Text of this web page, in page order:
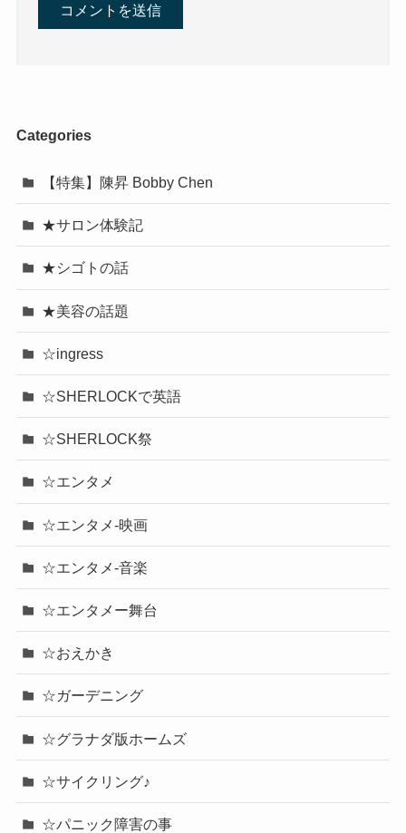
Categories
【特集】陳昇 Bobby Chen
★サロン体験記
★シゴトの話
★美容の話題
☆ingress
☆SHERLOCKで英語
☆SHERLOCK祭
☆エンタメ
☆エンタメ-映画
☆エンタメ-音楽
☆エンタメー舞台
☆おえかき
☆ガーデニング
☆グラナダ版ホームズ
☆サイクリング♪
☆パニック障害の事